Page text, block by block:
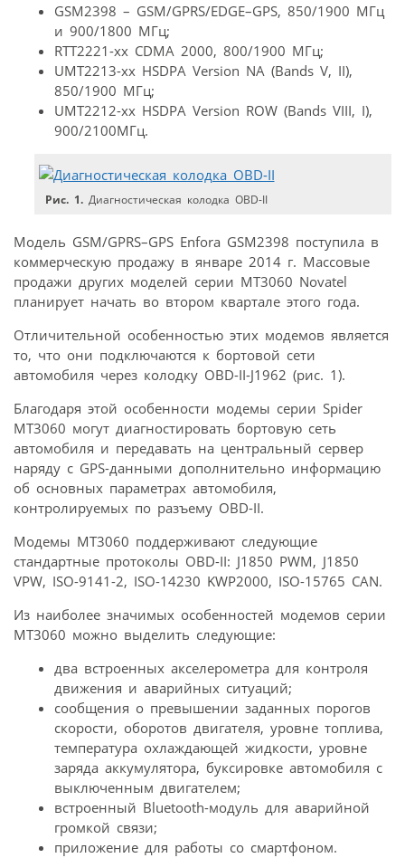
GSM2398 – GSM/GPRS/EDGE–GPS, 850/1900 МГц
и 900/1800 МГц;
RTT2221-xx CDMA 2000, 800/1900 МГц;
UMT2213-xx HSDPA Version NA (Bands V, II),
850/1900 МГц;
UMT2212-xx HSDPA Version ROW (Bands VIII, I),
900/2100МГц.
Рис. 1. Диагностическая колодка OBD-II
Модель GSM/GPRS–GPS Enfora GSM2398 поступила в
коммерческую продажу в январе 2014 г. Массовые
продажи других моделей серии МТ3060 Novatel
планирует начать во втором квартале этого года.
Отличительной особенностью этих модемов является
то, что они подключаются к бортовой сети
автомобиля через колодку OBD-II-J1962 (рис. 1).
Благодаря этой особенности модемы серии Spider
MT3060 могут диагностировать бортовую сеть
автомобиля и передавать на центральный сервер
наряду с GPS-данными дополнительно информацию
об основных параметрах автомобиля,
контролируемых по разъему OBD-II.
Модемы MT3060 поддерживают следующие
стандартные протоколы OBD-II: J1850 PWM, J1850
VPW, ISO-9141-2, ISO-14230 KWP2000, ISO-15765 CAN.
Из наиболее значимых особенностей модемов серии
МТ3060 можно выделить следующие:
два встроенных акселерометра для контроля
движения и аварийных ситуаций;
сообщения о превышении заданных порогов
скорости, оборотов двигателя, уровне топлива,
температура охлаждающей жидкости, уровне
заряда аккумулятора, буксировке автомобиля с
выключенным двигателем;
встроенный Bluetooth-модуль для аварийной
громкой связи;
приложение для работы со смартфоном.